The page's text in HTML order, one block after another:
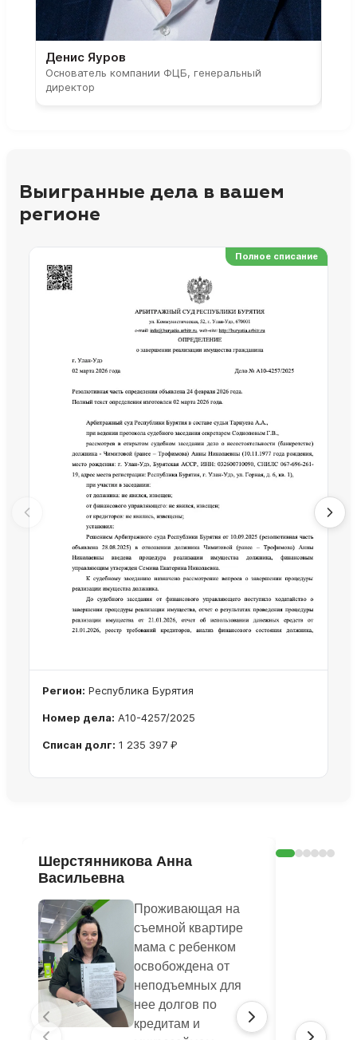
Денис Яуров
Основатель компании ФЦБ, генеральный
директор
Выигранные дела в вашем
регионе
Полное списание
Регион: Республика Бурятия
Номер дела: А10-4257/2025
Списан долг: 1 235 397 ₽
Шерстянникова Анна
Васильевна
Проживающая на
съемной квартире
мама с ребенком
освобождена от
неподъемных для
нее долгов по
кредитам и